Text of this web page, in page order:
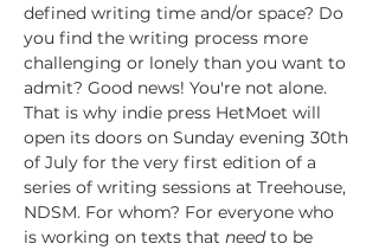
defined writing time and/or space? Do
you find the writing process more
challenging or lonely than you want to
admit? Good news! You're not alone.
That is why indie press HetMoet will
open its doors on Sunday evening 30th
of July for the very first edition of a
series of writing sessions at Treehouse,
NDSM. For whom? For everyone who
is working on texts that need to be